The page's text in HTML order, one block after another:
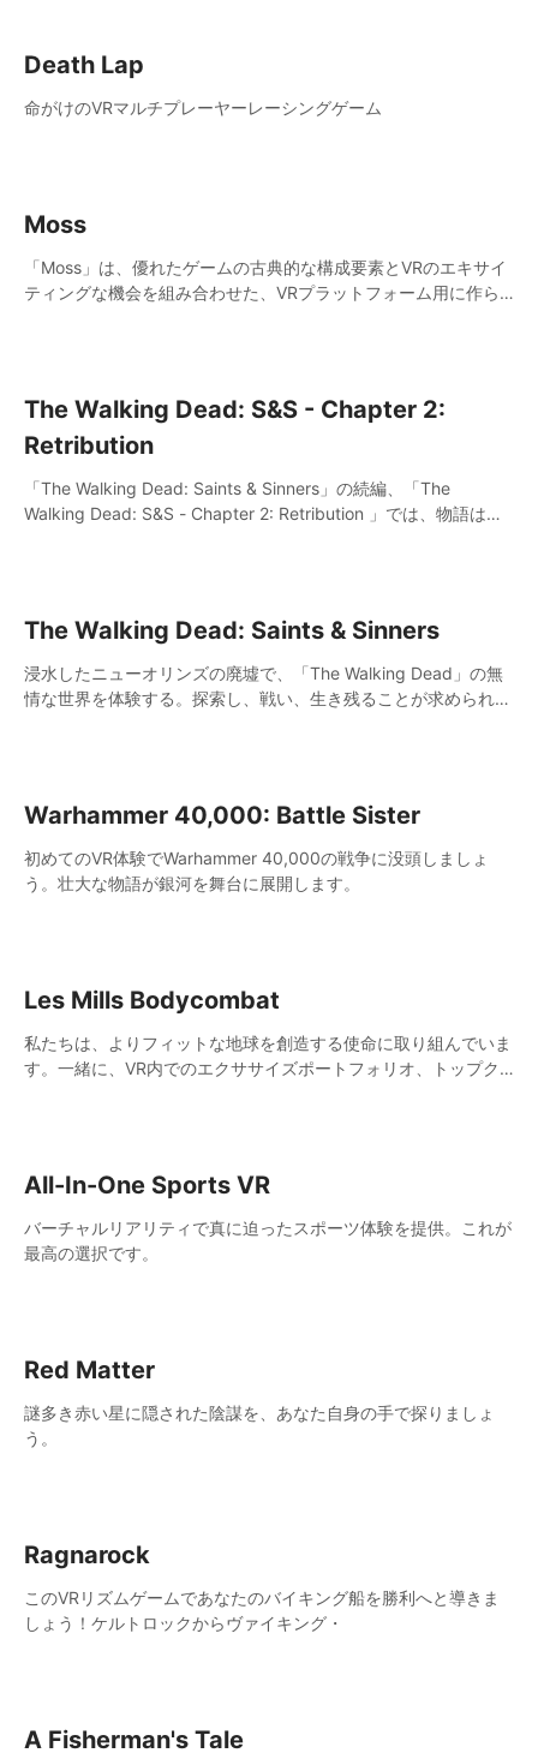
Death Lap
命がけのVRマルチプレーヤーレーシングゲーム
Moss
「Moss」は、優れたゲームの古典的な構成要素とVRのエキサイ
ティングな機会を組み合わせた、VRプラットフォーム用に作ら
The Walking Dead: S&S - Chapter 2:
Retribution
「The Walking Dead: Saints & Sinners」の続編、「The
Walking Dead: S&S - Chapter 2: Retribution 」では、物語はツ
The Walking Dead: Saints & Sinners
浸水したニューオリンズの廃墟で、「The Walking Dead」の無
情な世界を体験する。探索し、戦い、生き残ることが求められる
Warhammer 40,000: Battle Sister
初めてのVR体験でWarhammer 40,000の戦争に没頭しましょ
う。壮大な物語が銀河を舞台に展開します。
Les Mills Bodycombat
私たちは、よりフィットな地球を創造する使命に取り組んでいま
す。一緒に、VR内でのエクササイズポートフォリオ、トップク
All-In-One Sports VR
バーチャルリアリティで真に迫ったスポーツ体験を提供。これが
最高の選択です。
Red Matter
謎多き赤い星に隠された陰謀を、あなた自身の手で探りましょ
う。
Ragnarock
このVRリズムゲームであなたのバイキング船を勝利へと導きま
しょう！ケルトロックからヴァイキング・
A Fisherman's Tale